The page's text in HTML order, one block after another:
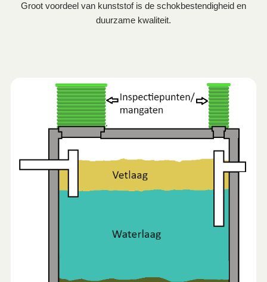
Groot voordeel van kunststof is de schokbestendigheid en
duurzame kwaliteit.